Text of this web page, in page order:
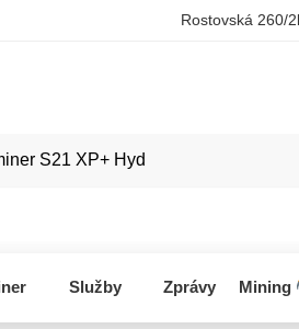
Rostovská 260/
Služby Zprávy Mining